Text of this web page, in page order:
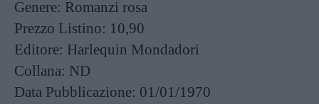
Genere: Romanzi rosa
Prezzo Listino: 10,90
Editore: Harlequin Mondadori
Collana: ND
Data Pubblicazione: 01/01/1970